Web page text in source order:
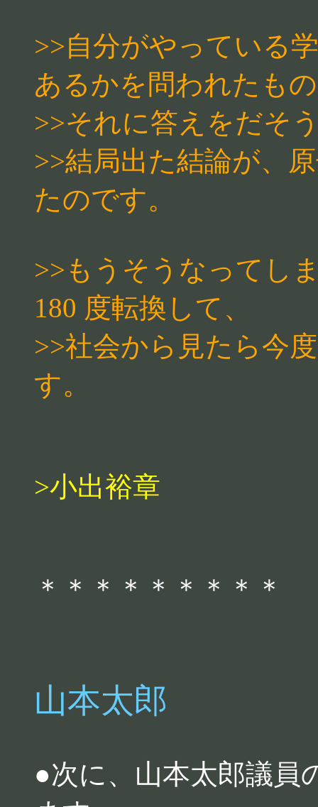
>>自分がやっている
あるかを問われたも
>>それに答えをだそ
>>結局出た結論が、
たのです。
>>もうそうなってし
180 度転換して、
>>社会から見たら今
す。
>小出裕章
＊＊＊＊＊＊＊＊＊
山本太郎
●次に、山本太郎議員